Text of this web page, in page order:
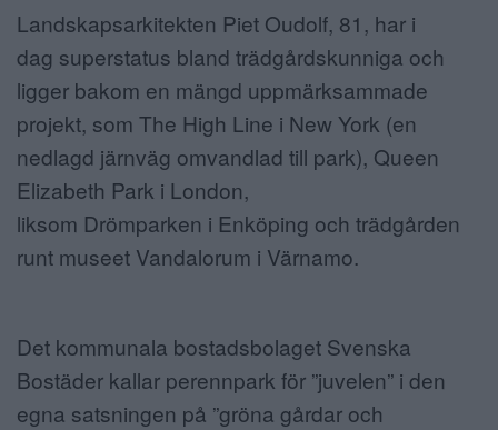
Landskapsarkitekten Piet Oudolf, 81, har i
dag superstatus bland trädgårdskunniga och
ligger bakom en mängd uppmärksammade
projekt, som The High Line i New York (en
nedlagd järnväg omvandlad till park), Queen
Elizabeth Park i London,
liksom Drömparken i Enköping och trädgården
runt museet Vandalorum i Värnamo.
Det kommunala bostadsbolaget Svenska
Bostäder kallar perennpark för ”juvelen” i den
egna satsningen på ”gröna gårdar och